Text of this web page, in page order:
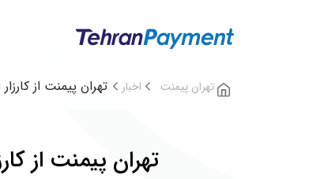
تهران پیمنت اخبار تهران پیمنت از
تهران پیمنت از